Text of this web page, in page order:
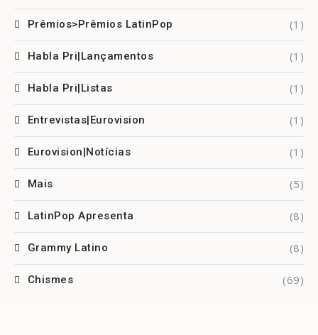
Prêmios>Prêmios LatinPop (1)
Habla Pri|Lançamentos (1)
Habla Pri|Listas (1)
Entrevistas|Eurovision (1)
Eurovision|Notícias (1)
Mais (5)
LatinPop Apresenta (8)
Grammy Latino (8)
Chismes (69)